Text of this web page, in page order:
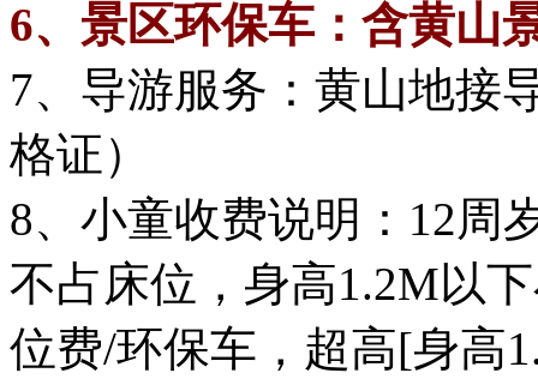
6、景区环保车：含黄山
7、导游服务：黄山地接
格证）
8、小童收费说明：12周
不占床位，身高1.2M以
位费/环保车，超高[身高